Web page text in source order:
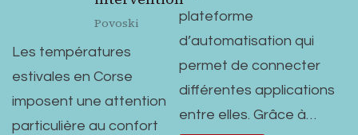
Povoski
Les températures
estivales en Corse
imposent une attention
particulière au confort
plateforme
d’automatisation qui
permet de connecter
différentes applications
entre elles. Grâce à…